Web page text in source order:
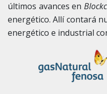
últimos avances en
energético. Allí contará
energético e industrial